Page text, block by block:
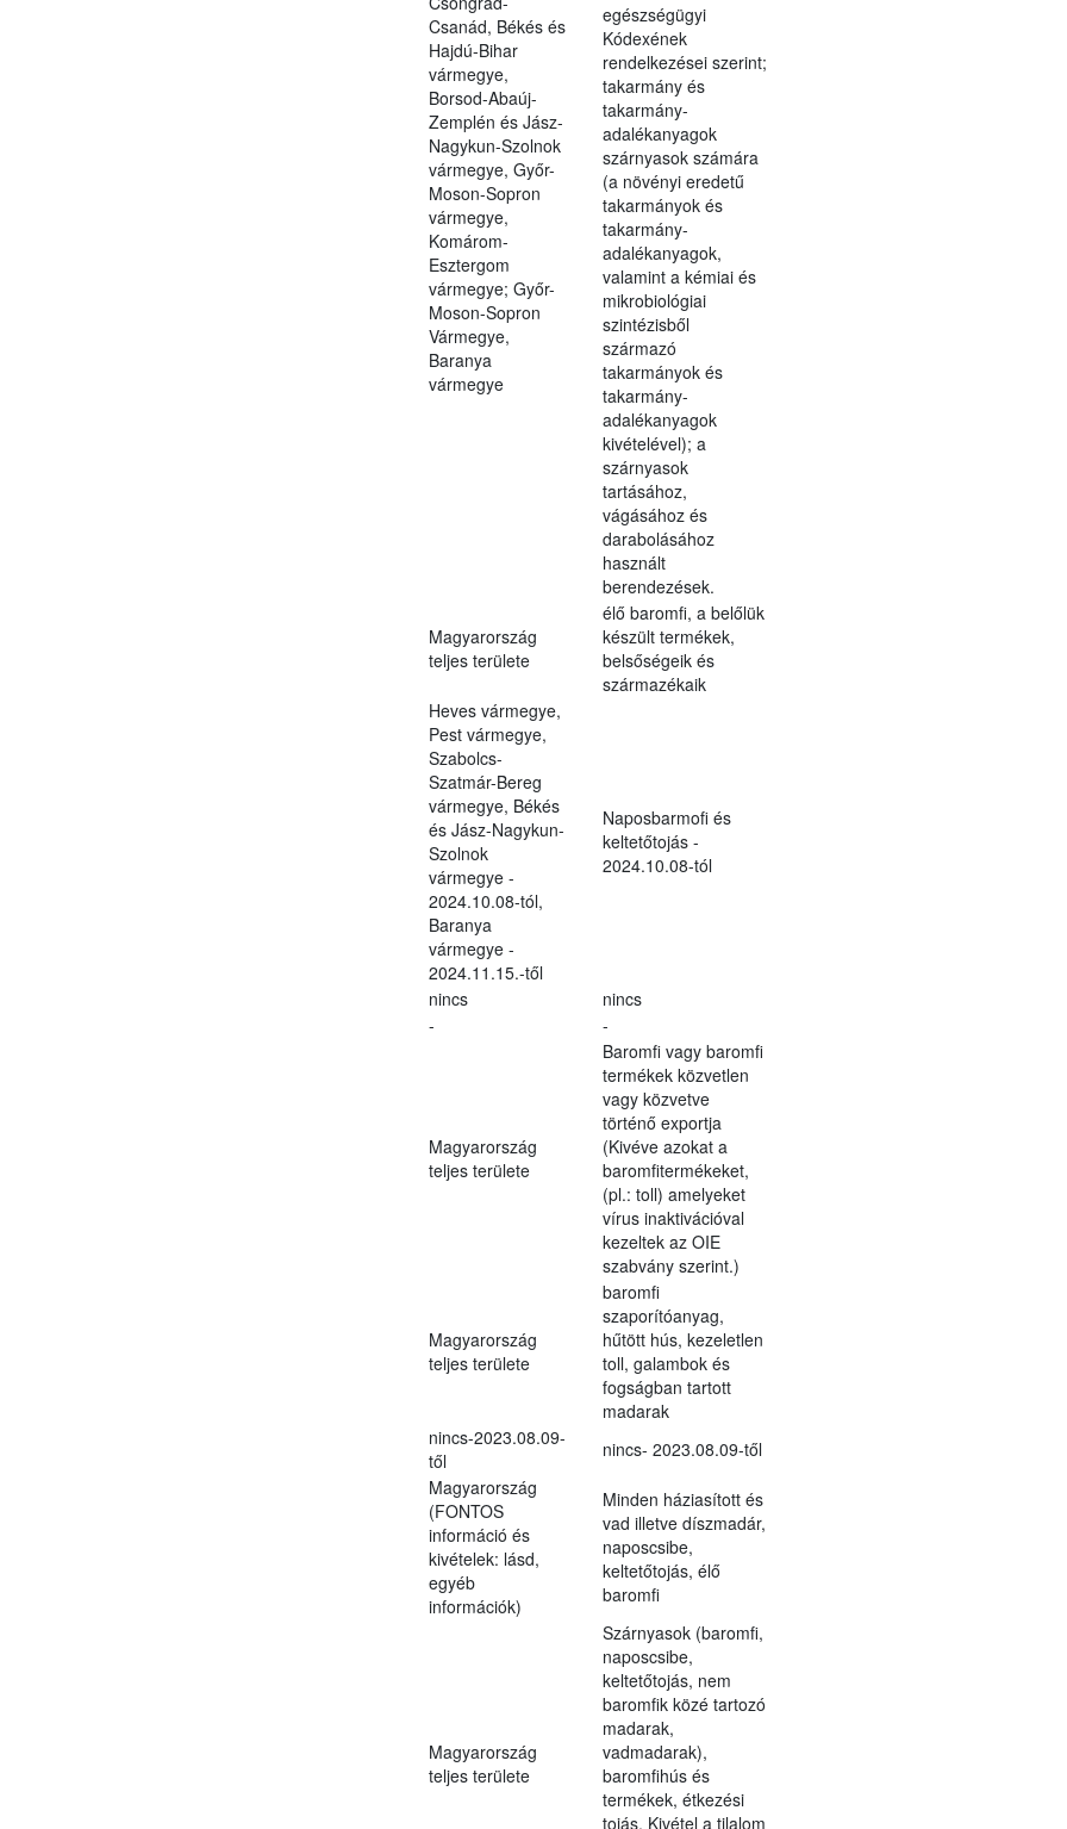
Csanád, Békés és
Hajdú-Bihar
vármegye,
Borsod-Abaúj-
Zemplén és Jász-
Nagykun-Szolnok
vármegye, Győr-
Moson-Sopron
vármegye,
Komárom-
Esztergom
vármegye; Győr-
Moson-Sopron
Vármegye,
Baranya
vármegye
egészségügyi
Kódexének
rendelkezései szerint;
takarmány és
takarmány-
adalékanyagok
szárnyasok számára
(a növényi eredetű
takarmányok és
takarmány-
adalékanyagok,
valamint a kémiai és
mikrobiológiai
szintézisből
származó
takarmányok és
takarmány-
adalékanyagok
kivételével); a
szárnyasok
tartásához,
vágásához és
darabolásához
használt
berendezések.
Magyarország
teljes területe
élő baromfi, a belőlük
készült termékek,
belsőségeik és
származékaik
Heves vármegye,
Pest vármegye,
Szabolcs-
Szatmár-Bereg
vármegye, Békés
és Jász-Nagykun-
Szolnok
vármegye -
2024.10.08-tól,
Baranya
vármegye -
2024.11.15.-től
Naposbarmofi és
keltetőtojás -
2024.10.08-tól
nincs
nincs
-
-
Magyarország
teljes területe
Baromfi vagy baromfi
termékek közvetlen
vagy közvetve
történő exportja
(Kivéve azokat a
baromfitermékeket,
(pl.: toll) amelyeket
vírus inaktivációval
kezeltek az OIE
szabvány szerint.)
Magyarország
teljes területe
baromfi
szaporítóanyag,
hűtött hús, kezeletlen
toll, galambok és
fogságban tartott
madarak
nincs-2023.08.09-
től
nincs- 2023.08.09-től
Magyarország
(FONTOS
információ és
kivételek: lásd,
egyéb
információk)
Minden háziasított és
vad illetve díszmadár,
naposcsibe,
keltetőtojás, élő
baromfi
Magyarország
teljes területe
Szárnyasok (baromfi,
naposcsibe,
keltetőtojás, nem
baromfik közé tartozó
madarak,
vadmadarak),
baromfihús és
termékek, étkezési
tojás. Kivétel a tilalom